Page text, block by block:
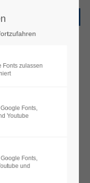
Fonts zulassen
Fonts,
Youtube
Fonts,
und